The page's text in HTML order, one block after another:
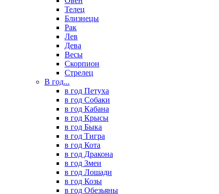
Телец
Близнецы
Рак
Лев
Дева
Весы
Скорпион
Стрелец
В год...
в год Петуха
в год Собаки
в год Кабана
в год Крысы
в год Быка
в год Тигра
в год Кота
в год Дракона
в год Змеи
в год Лошади
в год Козы
в год Обезьяны